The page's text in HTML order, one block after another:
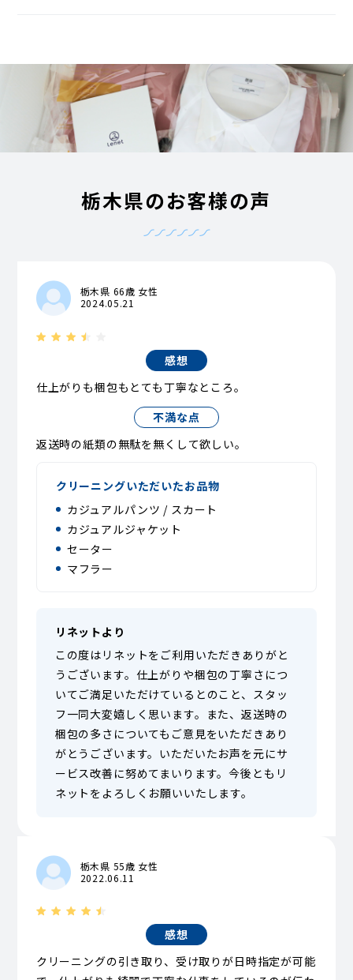
栃木県のお客様の声
栃木県 66歳 女性
2024.05.21
感想
仕上がりも梱包もとても丁寧なところ。
不満な点
返送時の紙類の無駄を無くして欲しい。
クリーニングいただいたお品物
カジュアルパンツ / スカート
カジュアルジャケット
セーター
マフラー
リネットより
この度はリネットをご利用いただきありがと
うございます。仕上がりや梱包の丁寧さにつ
いてご満足いただけているとのこと、スタッ
フ一同大変嬉しく思います。また、返送時の
梱包の多さについてもご意見をいただきあり
がとうございます。いただいたお声を元にサ
ービス改善に努めてまいります。今後ともリ
ネットをよろしくお願いいたします。
栃木県 55歳 女性
2022.06.11
感想
クリーニングの引き取り、受け取りが日時指定が可能